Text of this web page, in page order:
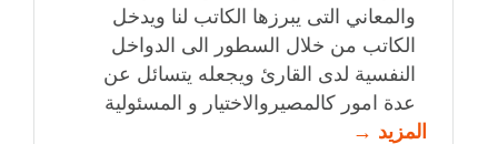
والمعاني التى يبرزها الكاتب لنا ويدخل
الكاتب من خلال السطور الى الدواخل
النفسية لدى القارئ ويجعله يتسائل عن
عدة امور كالمصيروالاختيار و المسئولية
المزيد →